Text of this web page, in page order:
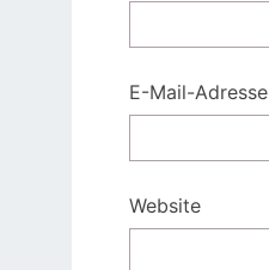
E-Mail-Adresse
Website